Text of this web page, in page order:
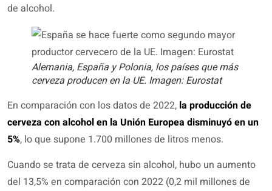
de alcohol.
Alemania, España y Polonia, los países que más
cerveza producen en la UE. Imagen: Eurostat
En comparación con los datos de 2022, la producción de
cerveza con alcohol en la Unión Europea disminuyó en un
5%, lo que supone 1.700 millones de litros menos.
Cuando se trata de cerveza sin alcohol, hubo un aumento
del 13,5% en comparación con 2022 (0,2 mil millones de